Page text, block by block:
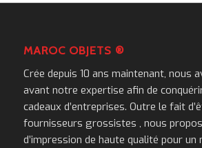
MAROC OBJETS ®
Crée depuis 10 ans maintenant, nous
avant notre expertise afin de
cadeaux d’entreprises. Outre le fait
fournisseurs grossistes , nous
d’impression de haute qualité pour un